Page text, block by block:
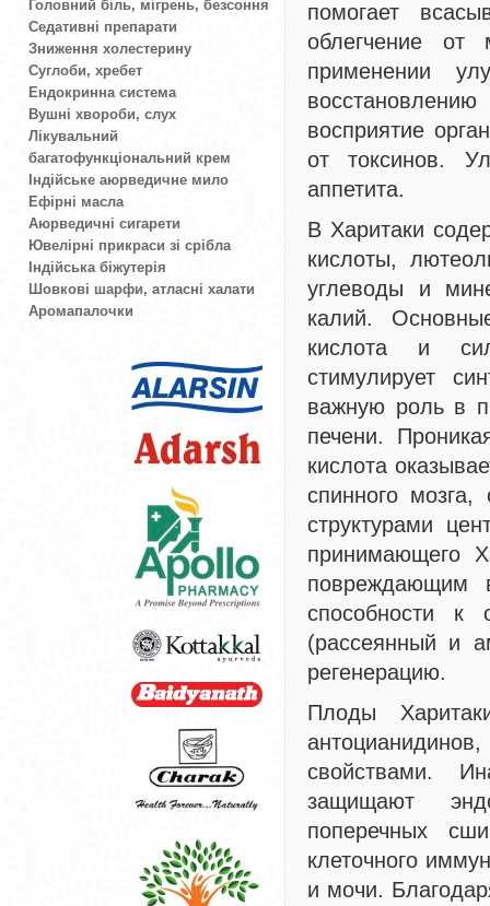
Головний біль, мігрень, безсоння
Седативні препарати
Зниження холестерину
Суглоби, хребет
Ендокринна система
Вушні хвороби, слух
Лікувальний
багатофункціональний крем
Індійське аюрведичне мило
Ефірні масла
Аюрведичні сигарети
Ювелірні прикраси зі срібла
Індійська біжутерія
Шовкові шарфи, атласні халати
Аромапалочки
помогает
облегчение от
применении
восприятие
от токсинов.
аппетита.
В Харитаки
кислоты,
углеводы и
калий.
кислота и
стимулирует
важную роль в
печени.
кислота
спинного
структурами
принимающего
повреждающим
способности к
(рассеянный и
регенерацию.
Плоды
свойствами.
защищают
поперечных
клеточного
и мочи.